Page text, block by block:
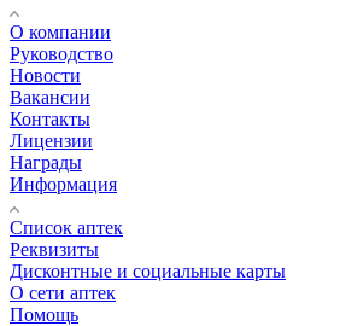
О компании
Руководство
Новости
Вакансии
Контакты
Лицензии
Награды
Информация
Список аптек
Реквизиты
Дисконтные и социальные карты
О сети аптек
Помощь